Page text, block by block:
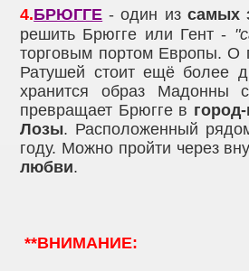
4.БРЮГГЕ - один из самых
решить Брюгге или Гент -
торговым портом Европы. О
Ратушей стоит ещё более
хранится образ Мадонны
превращает Брюгге в
Лозы. Расположенный
году. Можно пройти через
любви.
**ВНИМАНИЕ: